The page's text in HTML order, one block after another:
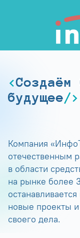
Создаём
будущее
Компания
отечественным
в области
на рынке более
новые проекты
своего дела.